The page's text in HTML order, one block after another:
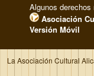
Algunos derechos
Asociación
Versión Móvil
La Asociación Cultural